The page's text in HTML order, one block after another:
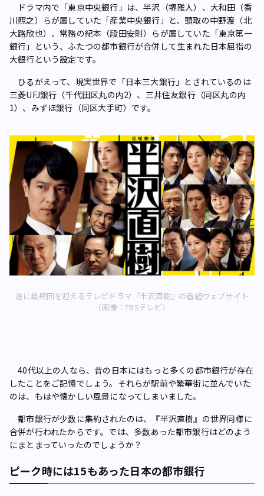
ドラマ内で「東京中央銀行」は、半沢（堺雅人）、大和田（香
川照之）らが属していた「産業中央銀行」と、頭取の中野渡（北
大路欣也）、常務の紀本（段田安則）らが属していた「東京第一
銀行」という、ふたつの都市銀行が合併して生まれた日本屈指の
大銀行という設定です。
ひるがえって、現実世界で「日本三大銀行」とされているのは
三菱UFJ銀行（千代田区丸の内2）、三井住友銀行（同区丸の内
1）、みずほ銀行（同区大手町）です。
遂に最終回を迎えるテレビドラマ『半沢直樹』の番組ウェブサイト
（画像：TBSテレビ）
40代以上の人なら、昔の日本にはもっと多くの都市銀行が存在
したことをご記憶でしょう。それらが駅前や繁華街に並んでいた
のは、もはや懐かしい風景になってしまいました。
都市銀行が少数に集約されたのは、『半沢直樹』の世界同様に
合併が行われたからです。では、多数あった都市銀行はどのよう
にまとまっていったのでしょうか？
ピーク時には15もあった日本の都市銀行